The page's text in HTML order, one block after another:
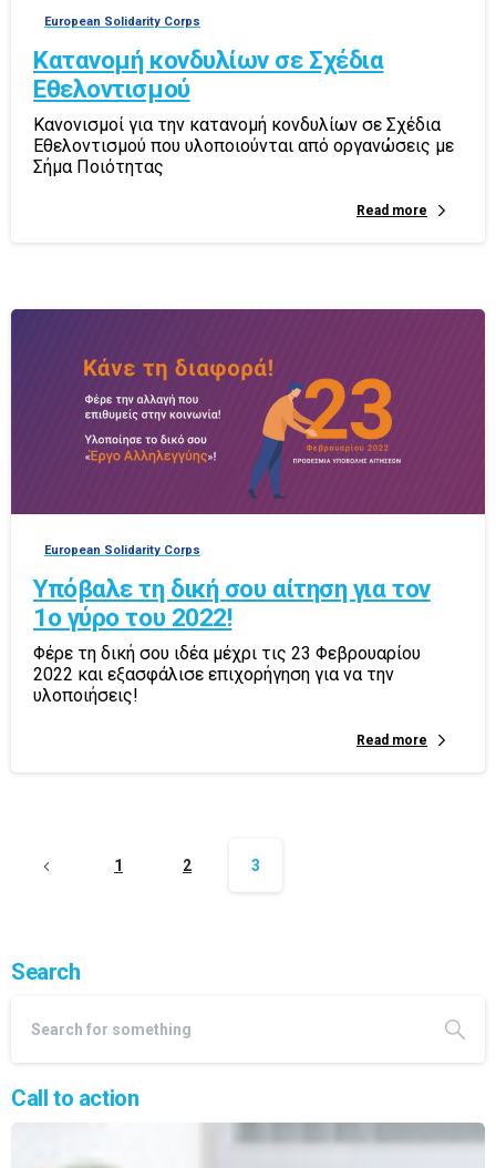
European Solidarity Corps
Κατανομή κονδυλίων σε Σχέδια
Εθελοντισμού
Κανονισμοί για την κατανομή κονδυλίων σε Σχέδια
Εθελοντισμού που υλοποιούνται από οργανώσεις με
Σήμα Ποιότητας
Read more
European Solidarity Corps
Υπόβαλε τη δική σου αίτηση για τον
1ο γύρο του 2022!
Φέρε τη δική σου ιδέα μέχρι τις 23 Φεβρουαρίου
2022 και εξασφάλισε επιχορήγηση για να την
υλοποιήσεις!
Read more
1 2 3
Search
Call to action